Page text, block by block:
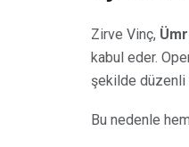
Zirve Vinç,
kabul eder.
şekilde düzenli
Bu nedenle